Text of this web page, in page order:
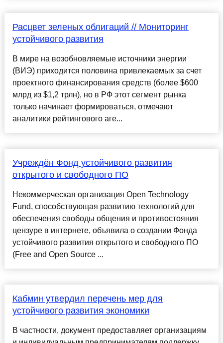
Расцвет зеленых облигаций // Мониторинг
устойчивого развития
В мире на возобновляемые источники энергии
(ВИЭ) приходится половина привлекаемых за счет
проектного финансирования средств (более $600
млрд из $1,2 трлн), но в РФ этот сегмент рынка
только начинает формироваться, отмечают
аналитики рейтингового аге...
Учреждён Фонд устойчивого развития
открытого и свободного ПО
Некоммерческая организация Open Technology
Fund, способствующая развитию технологий для
обеспечения свободы общения и противостояния
цензуре в интернете, объявила о создании Фонда
устойчивого развития открытого и свободного ПО
(Free and Open Source ...
Кабмин утвердил перечень мер для
устойчивого развития экономики
В частности, документ предоставляет организациям